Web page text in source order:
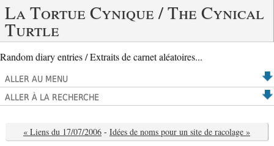
La Tortue Cynique / The Cynical
Turtle
Random diary entries / Extraits de carnet aléatoires...
ALLER AU MENU
ALLER À LA RECHERCHE
« Liens du 17/07/2006 - Idées de noms pour un site de racolage »